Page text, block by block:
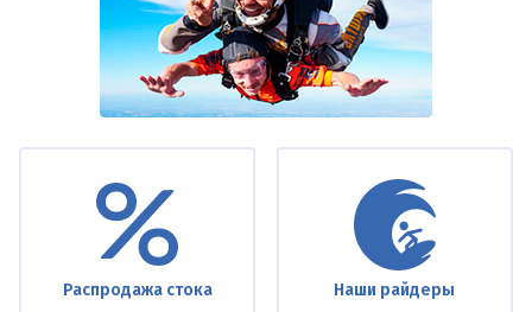
Распродажа стока Наши райдеры